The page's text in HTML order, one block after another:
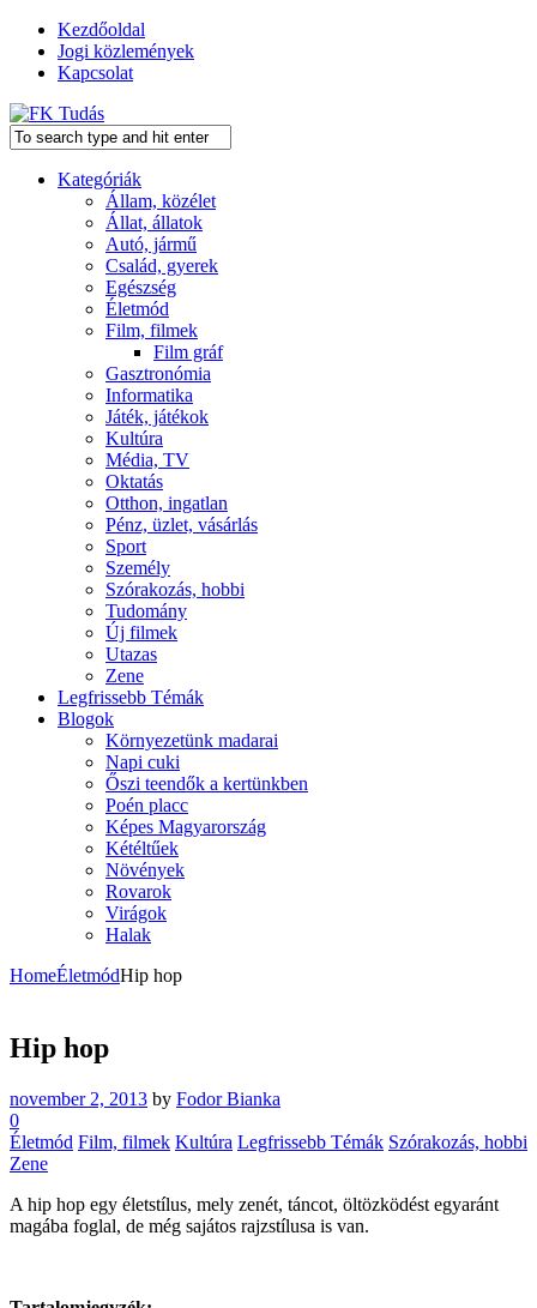
Kezdőoldal
Jogi közlemények
Kapcsolat
Kategóriák
Állam, közélet
Állat, állatok
Autó, jármű
Család, gyerek
Egészség
Életmód
Film, filmek
Film gráf
Gasztronómia
Informatika
Játék, játékok
Kultúra
Média, TV
Oktatás
Otthon, ingatlan
Pénz, üzlet, vásárlás
Sport
Személy
Szórakozás, hobbi
Tudomány
Új filmek
Utazas
Zene
Legfrissebb Témák
Blogok
Környezetünk madarai
Napi cuki
Őszi teendők a kertünkben
Poén placc
Képes Magyarország
Kétéltűek
Növények
Rovarok
Virágok
Halak
HomeÉletmódHip hop
Hip hop
november 2, 2013 by Fodor Bianka
0
Életmód Film, filmek Kultúra Legfrissebb Témák Szórakozás, hobbi
Zene
A hip hop egy életstílus, mely zenét, táncot, öltözködést egyaránt
magába foglal, de még sajátos rajzstílusa is van.